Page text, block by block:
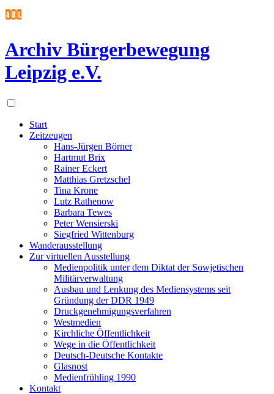
Archiv Bürgerbewegung
Leipzig e.V.
Start
Zeitzeugen
Hans-Jürgen Börner
Hartmut Brix
Rainer Eckert
Matthias Gretzschel
Tina Krone
Lutz Rathenow
Barbara Tewes
Peter Wensierski
Siegfried Wittenburg
Wanderausstellung
Zur virtuellen Ausstellung
Medienpolitik unter dem Diktat der Sowjetischen
Militärverwaltung
Ausbau und Lenkung des Mediensystems seit
Gründung der DDR 1949
Druckgenehmigungsverfahren
Westmedien
Kirchliche Öffentlichkeit
Wege in die Öffentlichkeit
Deutsch-Deutsche Kontakte
Glasnost
Medienfrühling 1990
Kontakt